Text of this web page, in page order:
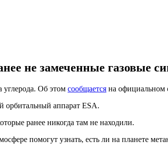
не замеченные газовые
Об этом сообщается на официальном
орбитальный аппарат ESA.
ранее никогда там не находили.
помогут узнать, есть ли на планете